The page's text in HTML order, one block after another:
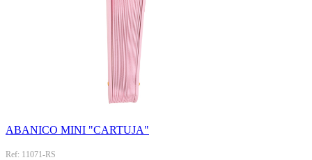
ABANICO MINI "CARTUJA"
Ref: 11071-RS